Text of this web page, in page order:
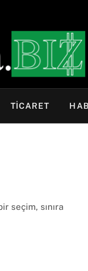
TICARET
seçim, sınıra